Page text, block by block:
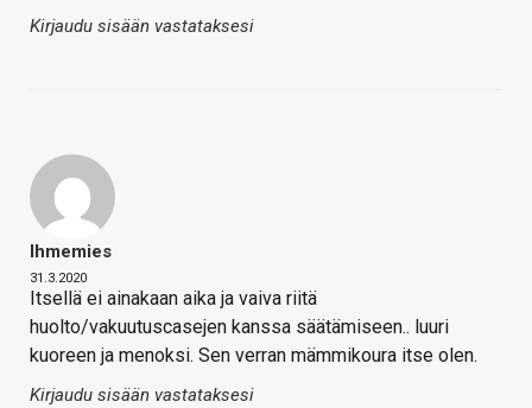
Kirjaudu sisään vastataksesi
Ihmemies
31.3.2020
Itsellä ei ainakaan aika ja vaiva riitä
huolto/vakuutuscasejen kanssa säätämiseen.. luuri
kuoreen ja menoksi. Sen verran mämmikoura itse olen.
Kirjaudu sisään vastataksesi